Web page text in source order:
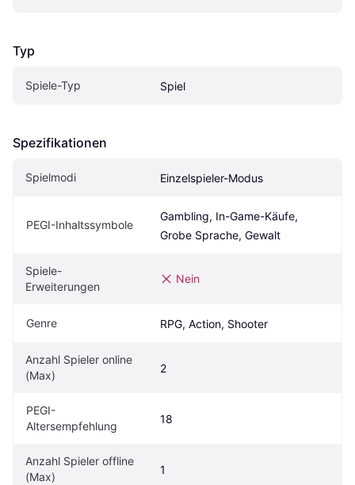
Typ
Spiele-Typ Spiel
Spezifikationen
Spielmodi Einzelspieler-Modus
PEGI-Inhaltssymbole
Gambling, In-Game-Käufe,
Grobe Sprache, Gewalt
Spiele-
Erweiterungen
Nein
Genre RPG, Action, Shooter
Anzahl Spieler online
(Max)
2
PEGI-
Altersempfehlung
18
Anzahl Spieler offline
(Max)
1